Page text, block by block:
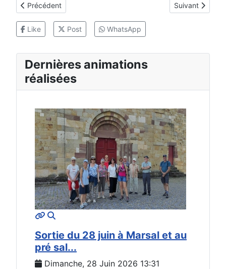
Article précédent : Le Saulnois grandeur nature
Précédent Article suivant
Suivant
Like Post WhatsApp
Dernières animations
réalisées
MOD_JTCS_VIEW_ARTICLE_LINK
Sortie du 28 juin à Marsal et au
pré sal...
Dimanche, 28 Juin 2026 13:31